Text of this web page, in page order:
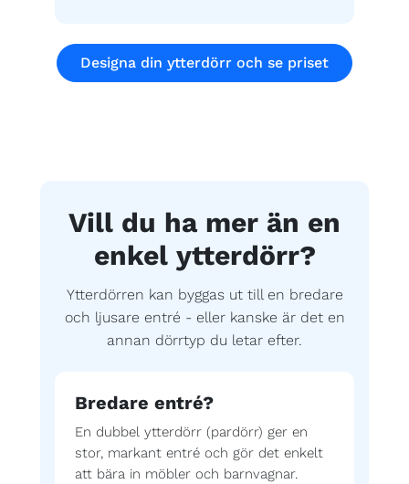
Designa din ytterdörr och se priset
Vill du ha mer än en
enkel ytterdörr?
Ytterdörren kan byggas ut till en bredare
och ljusare entré - eller kanske är det en
annan dörrtyp du letar efter.
Bredare entré?
En dubbel ytterdörr (pardörr) ger en
stor, markant entré och gör det enkelt
att bära in möbler och barnvagnar.